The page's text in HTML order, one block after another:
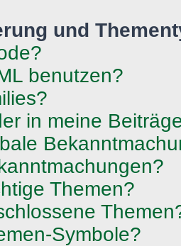
und
benutzen?
in meine
Themen?
Symbole?